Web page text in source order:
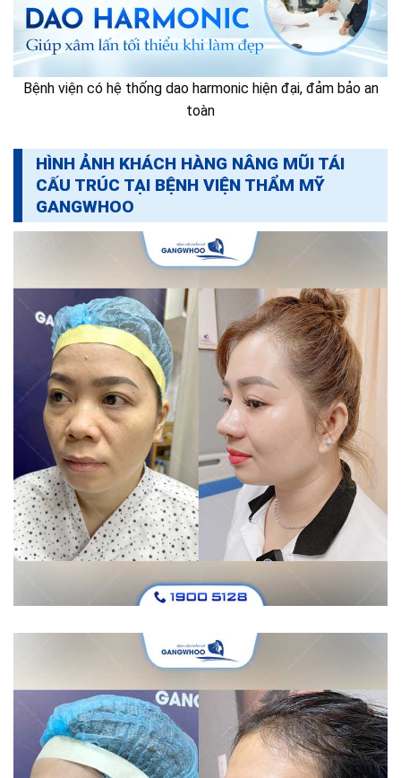
Bệnh viện có hệ thống dao harmonic hiện đại, đảm bảo an
toàn
HÌNH ẢNH KHÁCH HÀNG NÂNG MŨI TÁI
CẤU TRÚC TẠI BỆNH VIỆN THẨM MỸ
GANGWHOO